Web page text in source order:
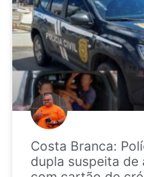
Costa Branca:
dupla suspeita de